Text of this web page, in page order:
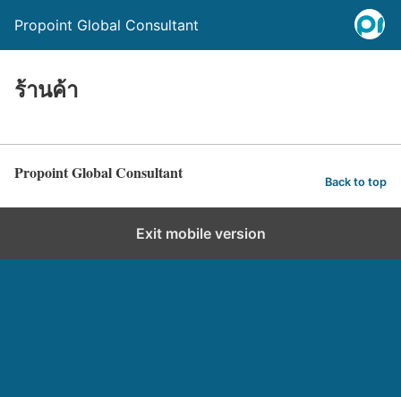
Propoint Global Consultant
ร้านค้า
Propoint Global Consultant Back to top
Exit mobile version